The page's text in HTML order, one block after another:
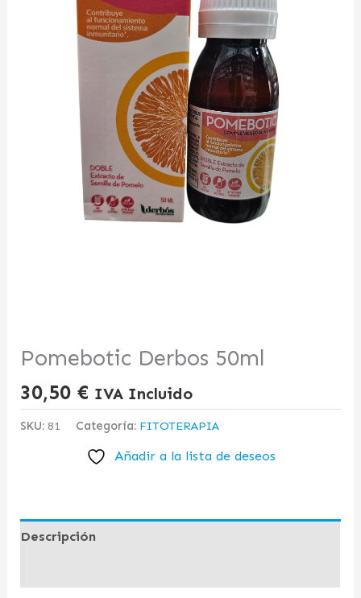
Pomebotic Derbos 50ml
30,50 € IVA Incluido
SKU: 81 Categoría: FITOTERAPIA
Añadir a la lista de deseos
Descripción